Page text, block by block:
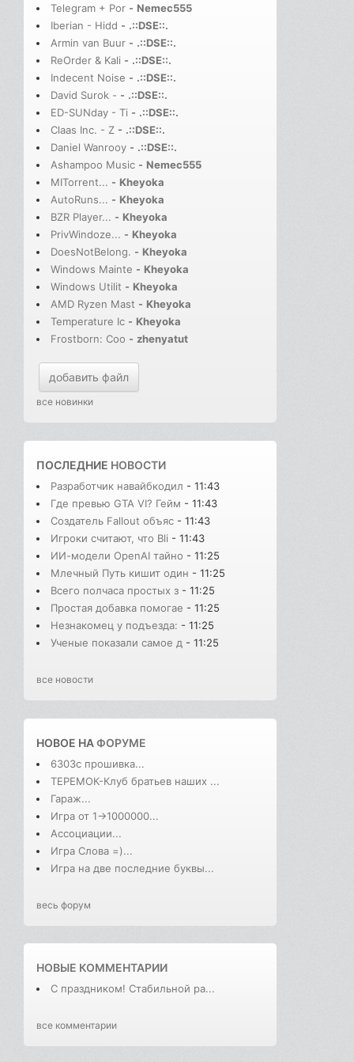
Telegram + Por - Nemec555
Iberian - Hidd - .::DSE::.
Armin van Buur - .::DSE::.
ReOrder & Kali - .::DSE::.
Indecent Noise - .::DSE::.
David Surok - - .::DSE::.
ED-SUNday - Ti - .::DSE::.
Claas Inc. - Z - .::DSE::.
Daniel Wanrooy - .::DSE::.
Ashampoo Music - Nemec555
MITorrent... - Kheyoka
AutoRuns... - Kheyoka
BZR Player... - Kheyoka
PrivWindoze... - Kheyoka
DoesNotBelong. - Kheyoka
Windows Mainte - Kheyoka
Windows Utilit - Kheyoka
AMD Ryzen Mast - Kheyoka
Temperature Ic - Kheyoka
Frostborn: Coo - zhenyatut
добавить файл
все новинки
ПОСЛЕДНИЕ НОВОСТИ
Разработчик навайбкодил - 11:43
Где превью GTA VI? Гейм - 11:43
Создатель Fallout объяс - 11:43
Игроки считают, что Bli - 11:43
ИИ-модели OpenAI тайно - 11:25
Млечный Путь кишит один - 11:25
Всего полчаса простых з - 11:25
Простая добавка помогае - 11:25
Незнакомец у подъезда: - 11:25
Ученые показали самое д - 11:25
все новости
НОВОЕ НАФОРУМЕ
6303с прошивка...
ТЕРЕМОК-Клуб братьев наших ...
Гараж...
Игра от 1->1000000...
Ассоциации...
Игра Слова =)...
Игра на две последние буквы...
весь форум
НОВЫЕ КОММЕНТАРИИ
С праздником! Стабильной ра...
все комментарии